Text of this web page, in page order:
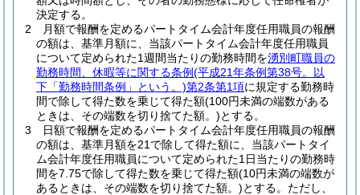
決定する。
2
月額で報酬を定めるパートタイム会計年度任用職員の報酬
の額は、基準月額に、当該パートタイム会計年度任用職員
について定められた1週間当たりの勤務時間を湧別町職員の
勤務時間、休暇等に関する条例(平成21年条例第38号。以
下「勤務時間条例」という。)第2条第1項に規定する勤務時
間で除して得た数を乗じて得た額(100円未満の端数がある
ときは、その端数を切り捨てた額。)とする。
3
日額で報酬を定めるパートタイム会計年度任用職員の報酬
の額は、基準月額を21で除して得た額に、当該パートタイ
ム会計年度任用職員について定められた1日当たりの勤務時
間を7.75で除して得た数を乗じて得た額(10円未満の端数が
あるときは、その端数を切り捨てた額。)とする。 ただし、